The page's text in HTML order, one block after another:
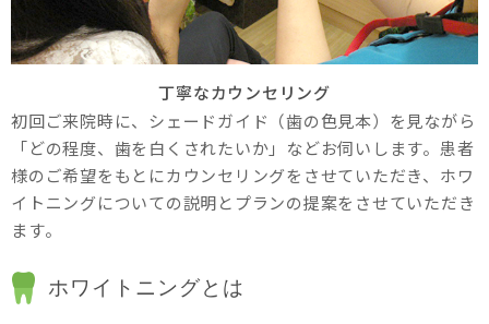
丁寧なカウンセリング
初回ご来院時に、シェードガイド（歯の色見本）を見ながら
「どの程度、歯を白くされたいか」などお伺いします。患者
様のご希望をもとにカウンセリングをさせていただき、ホワ
イトニングについての説明とプランの提案をさせていただき
ます。
ホワイトニングとは